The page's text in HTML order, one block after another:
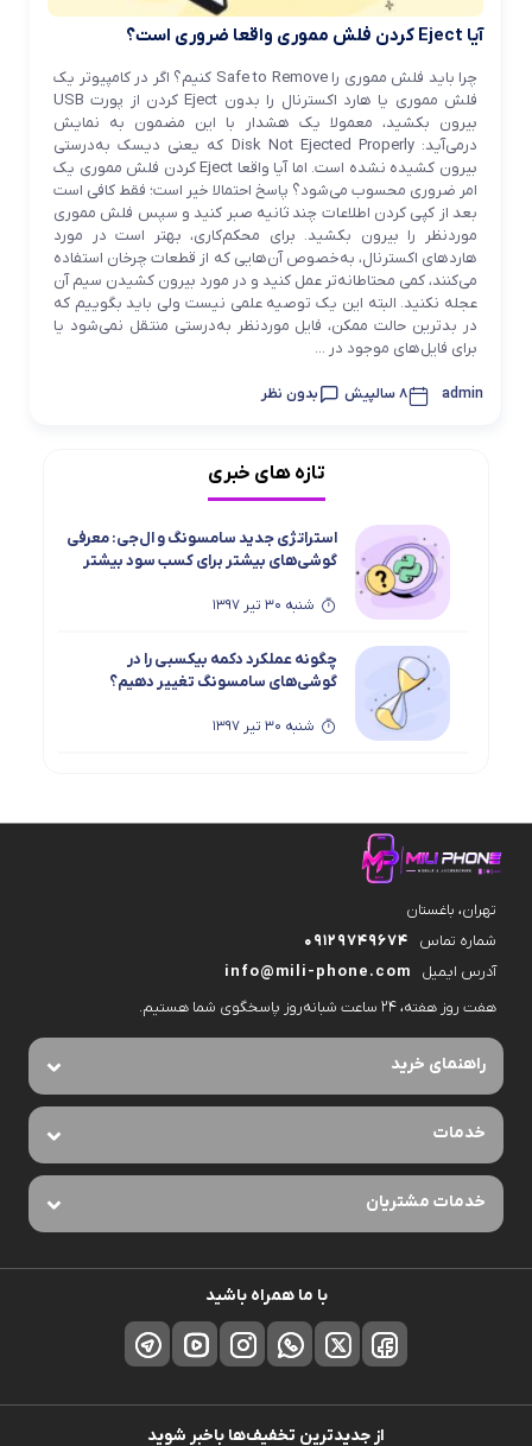
آیا Eject کردن فلش مموری واقعا ضروری است؟
چرا باید فلش مموری را Safe to Remove کنیم؟ اگر در کامپیوتر یک
فلش مموری یا هارد اکسترنال را بدون Eject کردن از پورت USB
بیرون بکشید، معمولا یک هشدار با این مضمون به نمایش
درمی‌آید: Disk Not Ejected Properly که یعنی دیسک به‌درستی
بیرون کشیده نشده است. اما آیا واقعا Eject کردن فلش مموری یک
امر ضروری محسوب می‌شود؟ پاسخ احتمالا خیر است؛ فقط کافی است
بعد از کپی کردن اطلاعات چند ثانیه صبر کنید و سپس فلش مموری
موردنظر را بیرون بکشید. برای محکم‌کاری، بهتر است در مورد
هاردهای اکسترنال، به‌خصوص آن‌هایی که از قطعات چرخان استفاده
می‌کنند، کمی محتاطانه‌تر عمل کنید و در مورد بیرون کشیدن سیم آن
عجله نکنید. البته این یک توصیه علمی نیست ولی باید بگوییم که
در بدترین حالت ممکن، فایل موردنظر به‌درستی منتقل نمی‌شود یا
برای فایل‌های موجود در ...
admin 8 سالپیش بدون نظر
تازه های خبری
استراتژی جدید سامسونگ و ال‌جی: معرفی
گوشی‌های بیشتر برای کسب سود بیشتر
شنبه 30 تیر 1397
چگونه عملکرد دکمه بیکسبی را در
گوشی‌های سامسونگ تغییر دهیم؟
شنبه 30 تیر 1397
تهران، باغستان
شماره تماس
09129749674
آدرس ایمیل
info@mili-phone.com
هفت روز هفته، ۲۴ ساعت شبانه‌روز پاسخگوی شما هستیم.
راهنمای خرید
خدمات
خدمات مشتریان
با ما همراه باشید
از جدیدترین تخفیف‌ها باخبر شوید